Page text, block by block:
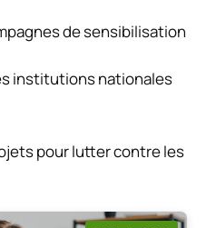
de sensibilisation
institutions nationales
pour lutter contre les